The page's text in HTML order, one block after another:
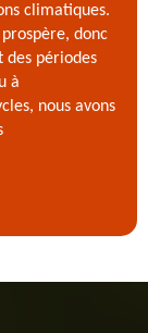
climatiques.
donc
des périodes
à
nous avons